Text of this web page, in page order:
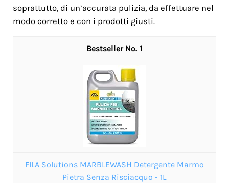
soprattutto, di un’accurata pulizia, da effettuare nel
modo corretto e con i prodotti giusti.
1
FILA Solutions MARBLEWASH Detergente Marmo
Pietra Senza Risciacquo - 1L